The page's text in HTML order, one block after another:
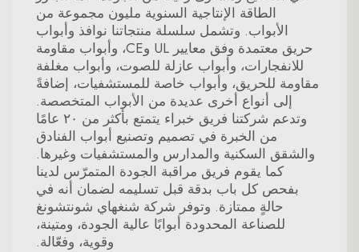
الطاقة الإنتاجية السنوية مليون مجموعة من
الأبواب. وتشمل سلسلة منتجاتنا نوافذ وأبواب
حريق معتمدة وفق معايير UL وCE، وأبواب مقاومة
للانفجارات، وأبواب عازلة للصوت، وأبواب مغلفة
مقاومة للحريق، وأبواب خاصة للمستشفيات، إضافةً
إلى أنواع أخرى عديدة من الأبواب المتخصصة.
وتدعم شركتنا فريق خبراء يتمتع بأكثر من ٢٠ عامًا
من الخبرة في تصميم وتصنيع أبواب الفنادق
والشقق السكنية والمدارس والمستشفيات وغيرها.
كما يقوم فريق مراقبة الجودة المتمرّس لدينا
بفحص كل باب بدقة قبل تسليمه لضمان أنه في
حالةٍ ممتازة. وتوفر شركة شنغهاي شونتشونغ
للصناعة المحدودة أبوابًا عالية الجودة، ومتينة،
وقوية، وفعّالة.